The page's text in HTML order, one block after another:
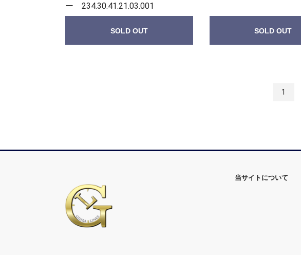
ー 234.30.41.21.03.001
SOLD OUT SOLD OUT
1
当サイトについて